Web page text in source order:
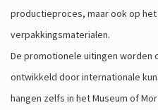
productieproces, maar ook op
verpakkingsmaterialen.
De promotionele uitingen worden
ontwikkeld door internationale
hangen zelfs in het Museum of